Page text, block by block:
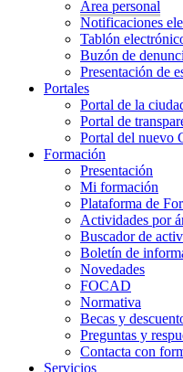
Área personal
Notificaciones
Tablón
Buzón de
Presentación de
Portales
Portal de la
Portal de
Portal del nuevo
Formación
Presentación
Mi formación
Plataforma de
Actividades por
Buscador de
Boletín de
Novedades
FOCAD
Normativa
Becas y
Preguntas y
Contacta con
Servicios